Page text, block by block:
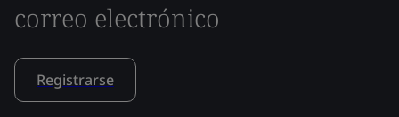
correo electrónico
Registrarse